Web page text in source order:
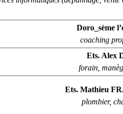
Doro_sème
coaching
Ets. Alex
forain,
Ets. Mathieu
plombier,